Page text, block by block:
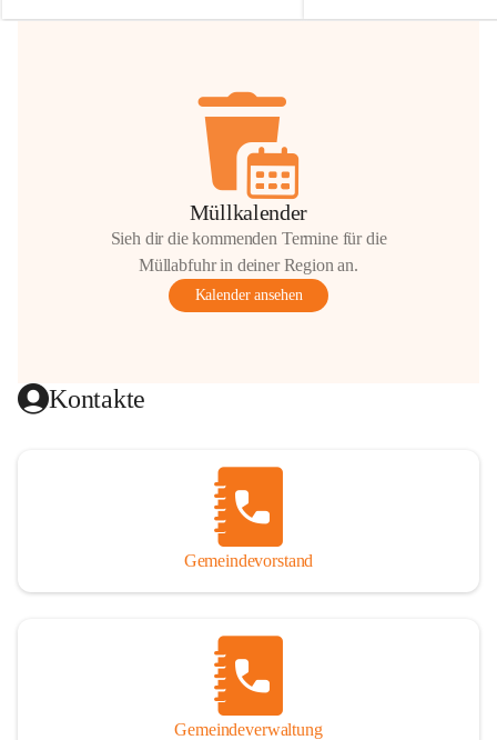
Hilfsbereitschaft!
Müllkalender
Sieh dir die kommenden Termine für die
Müllabfuhr in deiner Region an.
Kalender ansehen
Kontakte
Gemeindevorstand
Gemeindeverwaltung